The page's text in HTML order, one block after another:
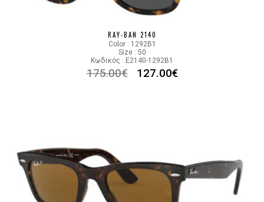
RAY-BAN 2140
Color : 1292B1
Size : 50
Κωδικός : E2140-1292B1
175.00€ 127.00€